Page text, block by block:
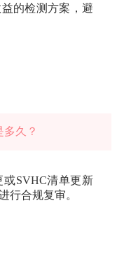
的检测方案，避
久？
SVHC清单更新
行合规复审。